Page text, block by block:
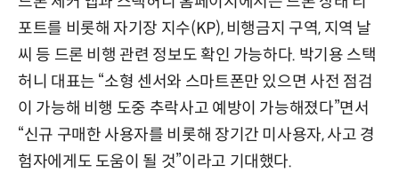
포트를 비롯해 자기장 지수(KP), 비행금지 구역, 지역 날
씨 등 드론 비행 관련 정보도 확인 가능하다. 박기용 스택
허니 대표는 “소형 센서와 스마트폰만 있으면 사전 점검
이 가능해 비행 도중 추락사고 예방이 가능해졌다”면서
“신규 구매한 사용자를 비롯해 장기간 미사용자, 사고 경
험자에게도 도움이 될 것”이라고 기대했다.